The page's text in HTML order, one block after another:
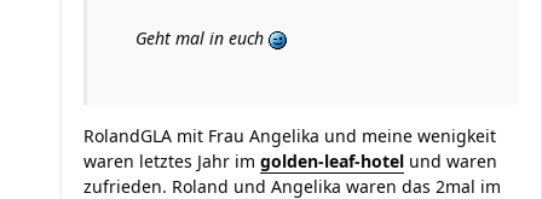
Geht mal in euch
RolandGLA mit Frau Angelika und meine wenigkeit
waren letztes Jahr im golden-leaf-hotel und waren
zufrieden. Roland und Angelika waren das 2mal im